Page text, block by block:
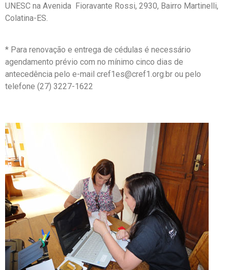
UNESC na Avenida Fioravante Rossi, 2930, Bairro Martinelli,
Colatina-ES.
* Para renovação e entrega de cédulas é necessário
agendamento prévio com no mínimo cinco dias de
antecedência pelo e-mail cref1es@cref1.org.br ou pelo
telefone (27) 3227-1622